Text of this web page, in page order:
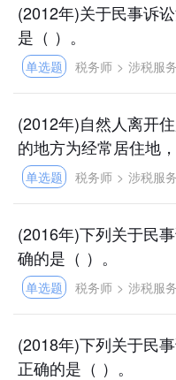
(2012年)关于民事诉
是（ ）。
单选题 税务师 > 涉税服
(2012年)自然人离开
的地方为经常居住地
单选题 税务师 > 涉税服
(2016年)下列关于民
确的是（ ）。
单选题 税务师 > 涉税服
(2018年)下列关于民
正确的是（ ）。